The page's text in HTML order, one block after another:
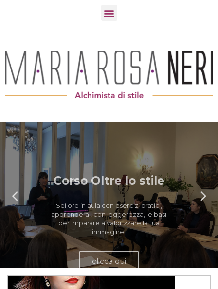
Corso Oltre lo stile
Sei ore in aula con esercizi pratici,
apprenderai, con leggerezza, le basi
per imparare a valorizzare la tua
immagine.
clicca qui